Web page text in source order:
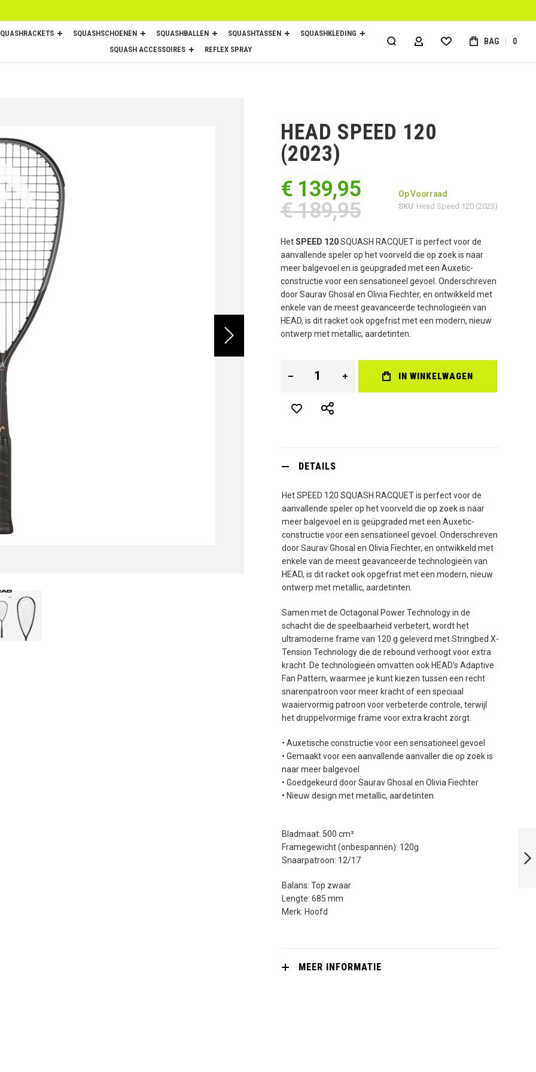
SQUASHSCHOENEN SQUASHBALLEN SQUASHTASSEN
SQUASHKLEDING
SQUASH ACCESSOIRES
REFLEX SPRAY ACCOUNT BAG 0
HEAD SPEED 120
(2023)
€ 139,95
€ 189,95
Op Voorraad
SKU Head Speed 120 (2023)
HetSPEED 120SQUASH RACQUET is perfect voor de
aanvallende speler op het voorveld die op zoek is naar
meer balgevoel en is geüpgraded met een Auxetic-
constructie voor een sensationeel gevoel. Onderschreven
door Saurav Ghosal en Olivia Fiechter, en ontwikkeld met
enkele van de meest geavanceerde technologieën van
HEAD, is dit racket ook opgefrist met een modern, nieuw
ontwerp met metallic, aardetinten.
IN WINKELWAGEN
DETAILS
Het SPEED 120 SQUASH RACQUET is perfect voor de
aanvallende speler op het voorveld die op zoek is naar
meer balgevoel en is geüpgraded met een Auxetic-
constructie voor een sensationeel gevoel. Onderschreven
door Saurav Ghosal en Olivia Fiechter, en ontwikkeld met
enkele van de meest geavanceerde technologieën van
HEAD, is dit racket ook opgefrist met een modern, nieuw
ontwerp met metallic, aardetinten.
Samen met de Octagonal Power Technology in de
schacht die de speelbaarheid verbetert, wordt het
ultramoderne frame van 120 g geleverd met Stringbed X-
Tension Technology die de rebound verhoogt voor extra
kracht. De technologieën omvatten ook HEAD's Adaptive
Fan Pattern, waarmee je kunt kiezen tussen een recht
snarenpatroon voor meer kracht of een speciaal
waaiervormig patroon voor verbeterde controle, terwijl
het druppelvormige frame voor extra kracht zorgt.
• Auxetische constructie voor een sensationeel gevoel
• Gemaakt voor een aanvallende aanvaller die op zoek is
naar meer balgevoel
• Goedgekeurd door Saurav Ghosal en Olivia Fiechter
• Nieuw design met metallic, aardetinten
Bladmaat: 500 cm²
Framegewicht (onbespannen): 120g
Snaarpatroon: 12/17
Balans: Top zwaar
Lengte: 685 mm
Merk: Hoofd
MEER INFORMATIE